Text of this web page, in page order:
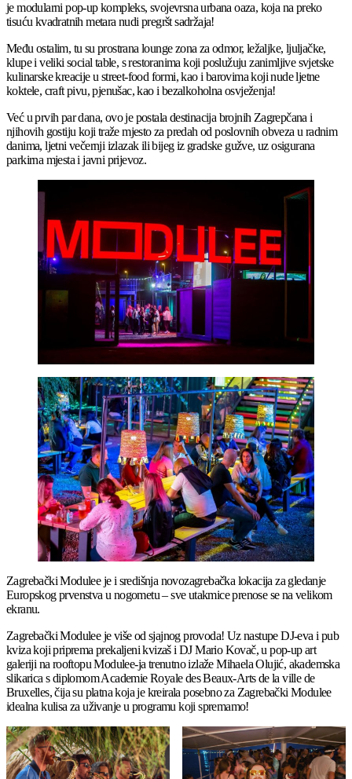
je modularni pop-up kompleks, svojevrsna urbana oaza, koja na preko
tisuću kvadratnih metara nudi pregršt sadržaja!
Među ostalim, tu su prostrana lounge zona za odmor, ležaljke, ljuljačke,
klupe i veliki social table, s restoranima koji poslužuju zanimljive svjetske
kulinarske kreacije u street-food formi, kao i barovima koji nude ljetne
koktele, craft pivu, pjenušac, kao i bezalkoholna osvježenja!
Već u prvih par dana, ovo je postala destinacija brojnih Zagrepčana i
njihovih gostiju koji traže mjesto za predah od poslovnih obveza u radnim
danima, ljetni večernji izlazak ili bijeg iz gradske gužve, uz osigurana
parkirna mjesta i javni prijevoz.
Zagrebački Modulee je i središnja novozagrebačka lokacija za gledanje
Europskog prvenstva u nogometu – sve utakmice prenose se na velikom
ekranu.
Zagrebački Modulee je više od sjajnog provoda! Uz nastupe DJ-eva i pub
kviza koji priprema prekaljeni kvizaš i DJ Mario Kovač, u pop-up art
galeriji na rooftopu Modulee-ja trenutno izlaže Mihaela Olujić, akademska
slikarica s diplomom Academie Royale des Beaux-Arts de la ville de
Bruxelles, čija su platna koja je kreirala posebno za Zagrebački Modulee
idealna kulisa za uživanje u programu koji spremamo!